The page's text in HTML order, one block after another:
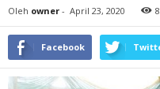
Oleh owner - April 23, 2020
Facebook